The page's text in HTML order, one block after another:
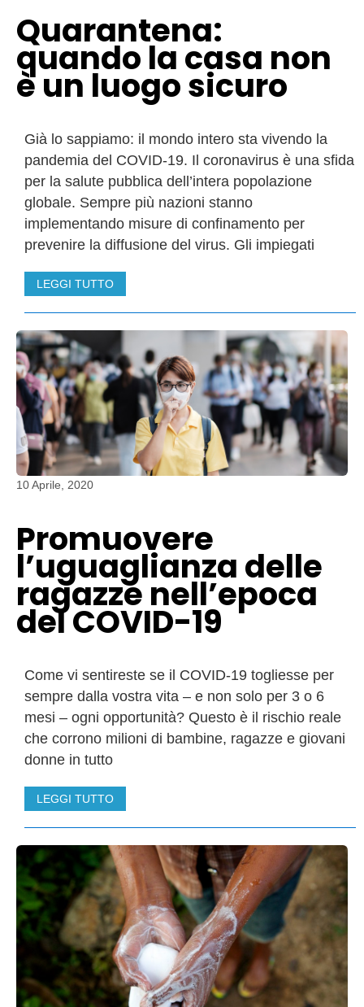
Quarantena:
quando la casa non
è un luogo sicuro
Già lo sappiamo: il mondo intero sta vivendo la
pandemia del COVID-19. Il coronavirus è una sfida
per la salute pubblica dell’intera popolazione
globale. Sempre più nazioni stanno
implementando misure di confinamento per
prevenire la diffusione del virus. Gli impiegati
LEGGI TUTTO
10 Aprile, 2020
Promuovere
l’uguaglianza delle
ragazze nell’epoca
del COVID-19
Come vi sentireste se il COVID-19 togliesse per
sempre dalla vostra vita – e non solo per 3 o 6
mesi – ogni opportunità? Questo è il rischio reale
che corrono milioni di bambine, ragazze e giovani
donne in tutto
LEGGI TUTTO